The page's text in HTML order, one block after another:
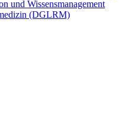
und Wissensmanagement
(DGLRM)